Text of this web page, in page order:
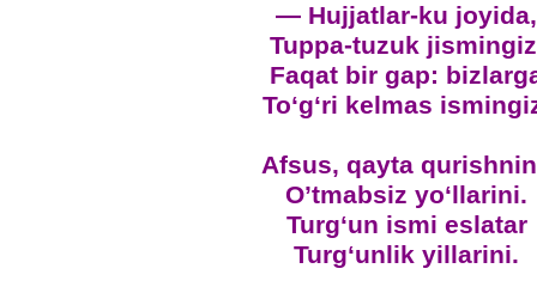
— Hujjatlar-ku joyida,
Tuppa-tuzuk
Faqat bir gap:
To‘g‘ri kelmas
Afsus, qayta
O’tmabsiz yo‘llarini.
Turg‘un ismi eslatar
Turg‘unlik yillarini.